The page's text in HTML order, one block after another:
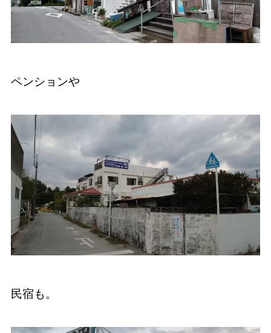
ペンションや
民宿も。